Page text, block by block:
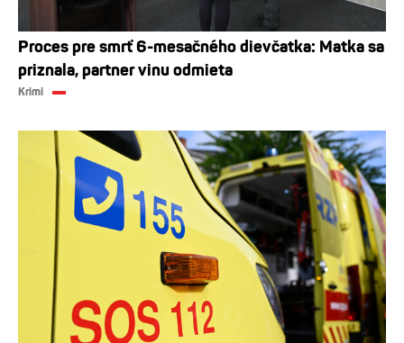
Proces pre smrť 6-mesačného dievčatka: Matka sa
priznala, partner vinu odmieta
Krimi